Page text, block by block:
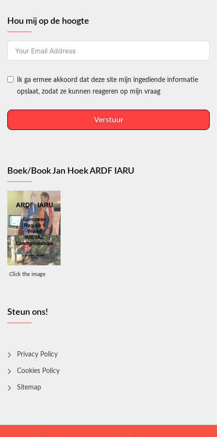
Hou mij op de hoogte
Ik ga ermee akkoord dat deze site mijn ingediende informatie
opslaat, zodat ze kunnen reageren op mijn vraag
Verstuur
Boek/Book Jan Hoek ARDF IARU
Click the image
Steun ons!
Privacy Policy
Cookies Policy
Sitemap